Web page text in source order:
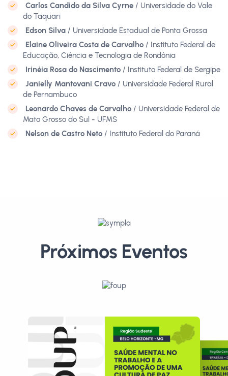
Carlos Candido da Silva Cyrne / Universidade do Vale
do Taquari
Edson Silva / Universidade Estadual de Ponta Grossa
Elaine Oliveira Costa de Carvalho / Instituto Federal de
Educação, Ciência e Tecnologia de Rondônia
Irinéia Rosa do Nascimento / Instituto Federal de Sergipe
Janielly Mantovani Cravo / Universidade Federal Rural
de Pernambuco
Leonardo Chaves de Carvalho / Universidade Federal de
Mato Grosso do Sul - UFMS
Nelson de Castro Neto / Instituto Federal do Paraná
Próximos Eventos